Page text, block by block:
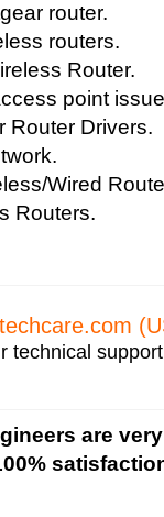
router.
routers.
Router.
point
Router Drivers.
Wired
Routers.
technical
are